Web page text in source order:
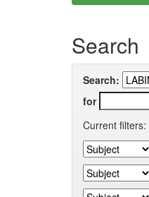
Search
Search:
for
Current filters: